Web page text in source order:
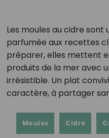
Les moules au cidre
parfumée aux recettes
préparer, elles mettent
produits de la mer avec
irrésistible. Un plat
caractère, à partager
Moules Cidre